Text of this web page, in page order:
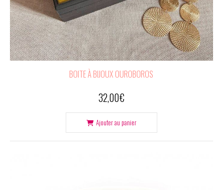
BOITE À BIJOUX OUROBOROS
32,00€
Ajouter au panier